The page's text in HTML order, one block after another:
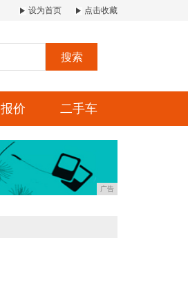
设为首页 点击收藏
搜索
报价 二手车
广告